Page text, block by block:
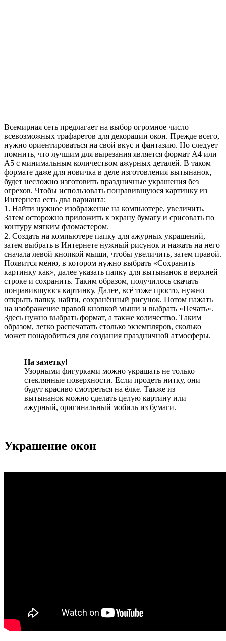
Всемирная сеть предлагает на выбор огромное число
всевозможных трафаретов для декорации окон. Прежде всего,
нужно ориентироваться на свой вкус и фантазию. Но следует
помнить, что лучшим для вырезания является формат А4 или
А5 с минимальным количеством ажурных деталей. В таком
формате даже для новичка в деле изготовления вытынанок,
будет несложно изготовить праздничные украшения без
огрехов. Чтобы использовать понравившуюся картинку из
Интернета есть два варианта:
1. Найти нужное изображение на компьютере, увеличить.
Затем осторожно приложить к экрану бумагу и срисовать по
контуру мягким фломастером.
2. Создать на компьютере папку для ажурных украшений,
затем выбрать в Интернете нужный рисунок и нажать на него
сначала левой кнопкой мыши, чтобы увеличить, затем правой.
Появится меню, в котором нужно выбрать «Сохранить
картинку как», далее указать папку для вытынанок в верхней
строке и сохранить. Таким образом, получилось скачать
понравившуюся картинку. Далее, всё тоже просто, нужно
открыть папку, найти, сохранённый рисунок. Потом нажать
на изображение правой кнопкой мыши и выбрать «Печать».
Здесь нужно выбрать формат, а также количество. Таким
образом, легко распечатать столько экземпляров, сколько
может понадобиться для создания праздничной атмосферы.
На заметку!
Узорными фигурками можно украшать не только
стеклянные поверхности. Если продеть нитку, они
будут красиво смотреться на ёлке. Также из
вытынанок можно сделать целую картину или
ажурный, оригинальный мобиль из бумаги.
Украшение окон